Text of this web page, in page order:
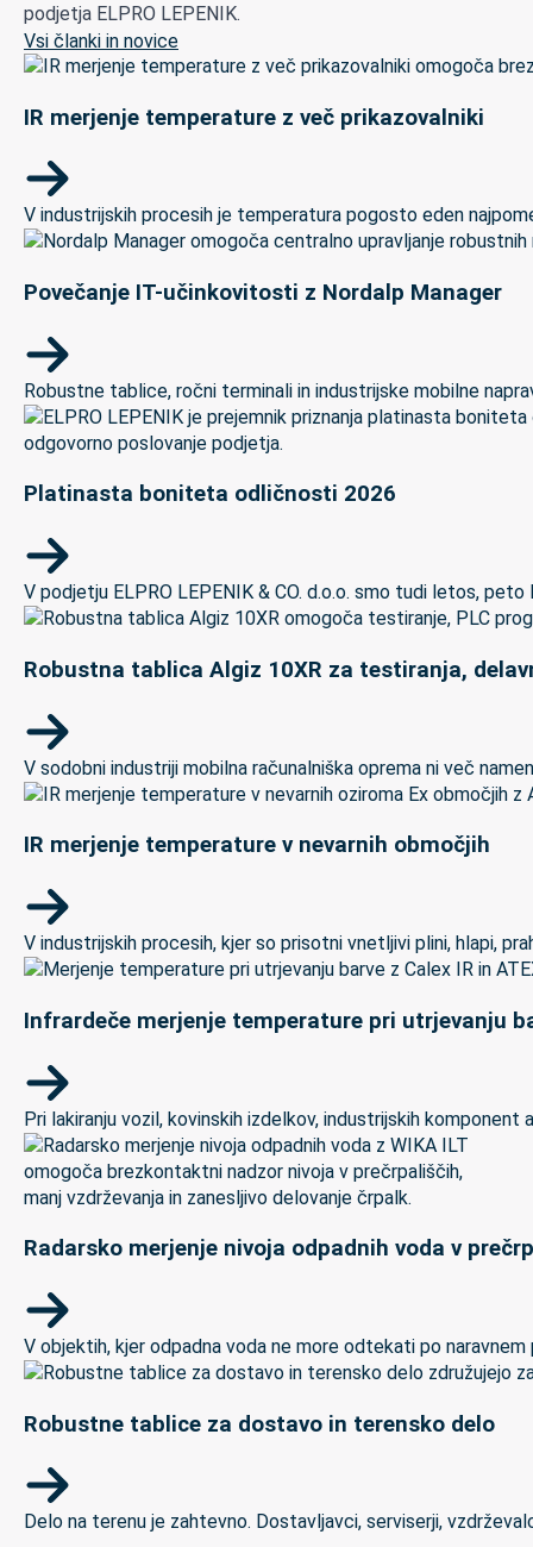
podjetja ELPRO LEPENIK.
Vsi članki in novice
IR merjenje temperature z več prikazovalniki
V industrijskih procesih je temperatura pogosto eden
Povečanje IT-učinkovitosti z Nordalp Manager
Robustne tablice, ročni terminali in industrijske mobilne
Platinasta boniteta odličnosti 2026
V podjetju ELPRO LEPENIK & CO. d.o.o. smo tudi letos,
Robustna tablica Algiz 10XR za testiranja,
V sodobni industriji mobilna računalniška oprema ni več
IR merjenje temperature v nevarnih območjih
V industrijskih procesih, kjer so prisotni vnetljivi plini, hlapi,
Infrardeče merjenje temperature pri utrjevanju
Pri lakiranju vozil, kovinskih izdelkov, industrijskih
Radarsko merjenje nivoja odpadnih voda v
V objektih, kjer odpadna voda ne more odtekati po
Robustne tablice za dostavo in terensko delo
Delo na terenu je zahtevno. Dostavljavci, serviserji,